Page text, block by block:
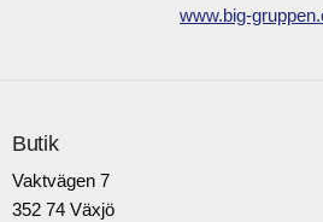
www.big-
Butik
Vaktvägen 7
352 74 Växjö